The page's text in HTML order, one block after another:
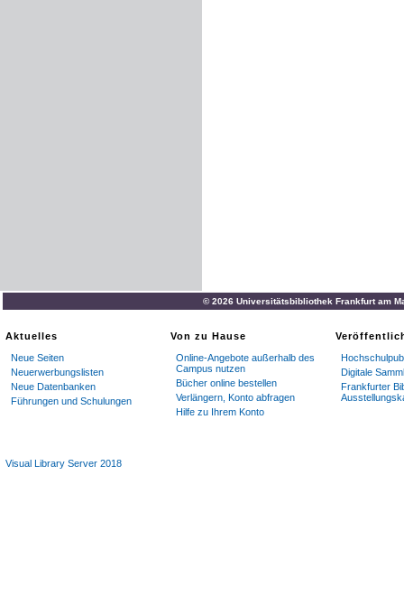
© 2026 Universitätsbibliothek Frankfurt am
Aktuelles
Neue Seiten
Neuerwerbungslisten
Neue Datenbanken
Führungen und Schulungen
Von zu Hause
Online-Angebote außerhalb des
Campus nutzen
Bücher online bestellen
Verlängern, Konto abfragen
Hilfe zu Ihrem Konto
Digitale
Frankfurter
Visual Library Server 2018